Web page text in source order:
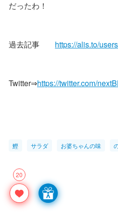
だったわ！
過去記事 https://alis.to/
Twitter⇒https://twitter.com/
鰹 サラダ お婆ちゃんの味
20